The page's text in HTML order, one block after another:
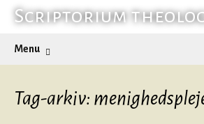
Hop
indhold
Scriptorium
Menu
Tag-arkiv: